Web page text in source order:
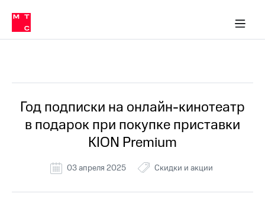
связь
Сервисы и подписки
30% на связь
кабинеты
Мобильная
и
Спутниковое
ТВ
Деньги
Перенести
в МТС
Услуги
Личный
Скачать
Год подписки на онлайн-кинотеатр
в подарок при покупке приставки
KION Premium
03 апреля 2025 Скидки и акции